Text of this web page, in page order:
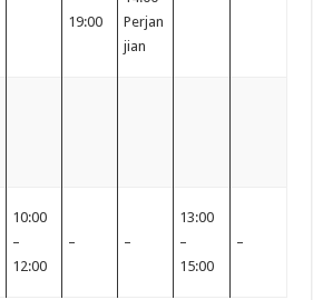
19:00
Perjan
jian
10:00
–
12:00
– –
13:00
–
15:00
–